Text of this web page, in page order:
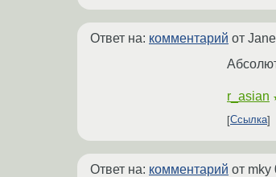
Ответ на: комментарий от
r_asian
Ссылка
Ответ на: комментарий от mky